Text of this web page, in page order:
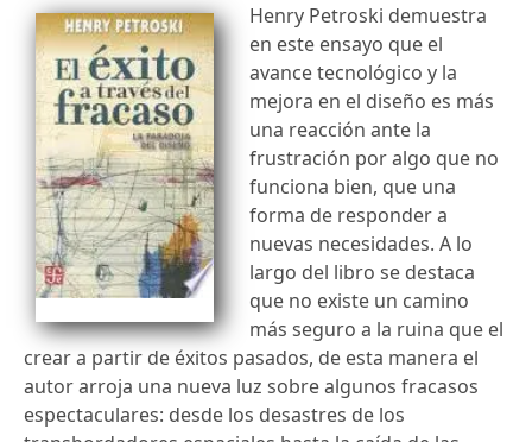
Henry Petroski demuestra
en este ensayo que el
avance tecnológico y la
mejora en el diseño es más
una reacción ante la
frustración por algo que no
funciona bien, que una
forma de responder a
nuevas necesidades. A lo
largo del libro se destaca
que no existe un camino
más seguro a la ruina que el
crear a partir de éxitos pasados, de esta manera el
autor arroja una nueva luz sobre algunos fracasos
espectaculares: desde los desastres de los